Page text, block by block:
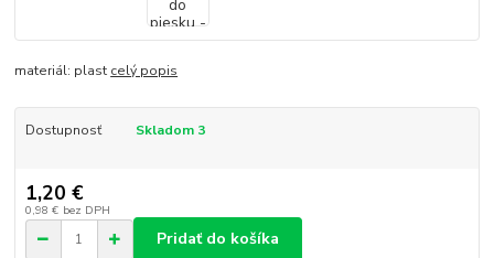
materiál: plast celý popis
Dostupnosť Skladom 3
1,20 €
0,98 € bez DPH
Pridať do košíka